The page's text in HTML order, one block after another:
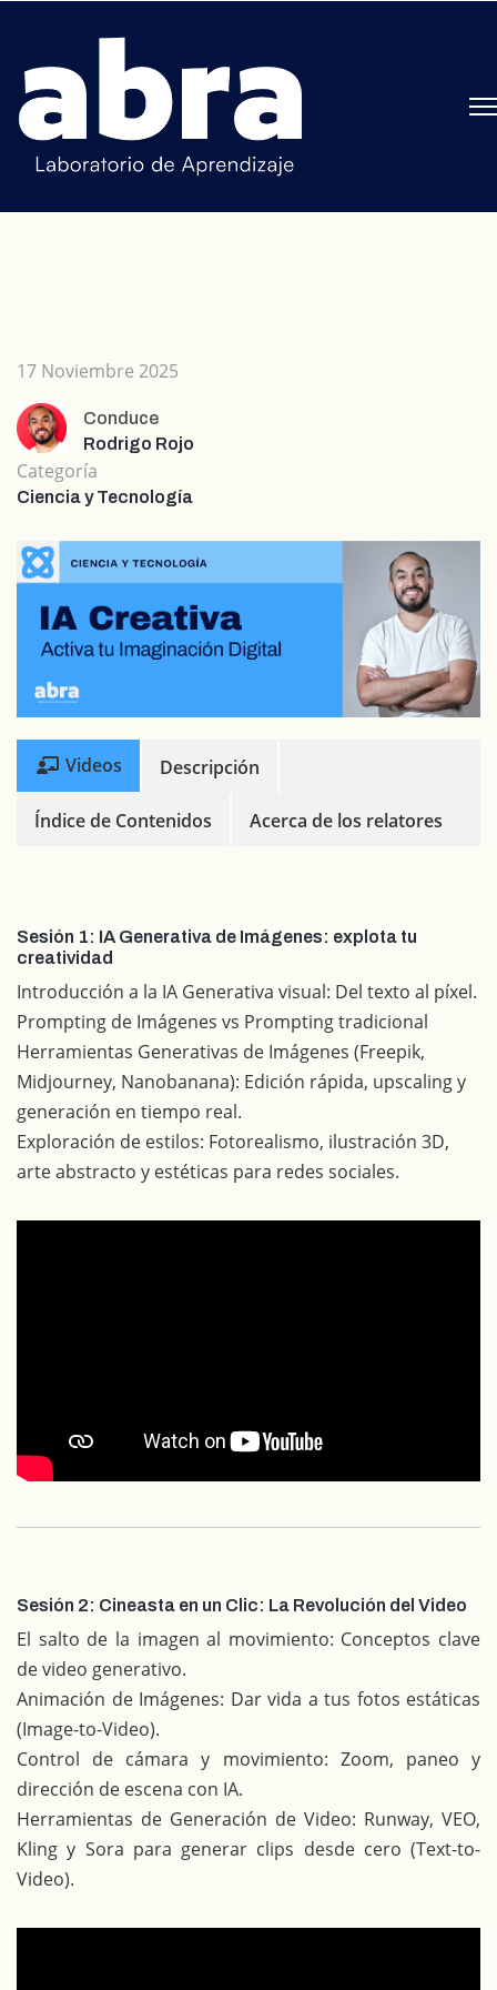
17 Noviembre 2025
Conduce
Rodrigo Rojo
Categoría
Ciencia y Tecnología
Videos Descripción
Índice de Contenidos Acerca de los relatores
Sesión 1: IA Generativa de Imágenes: explota tu
creatividad
Introducción a la IA Generativa visual: Del texto al píxel.
Prompting de Imágenes vs Prompting tradicional
Herramientas Generativas de Imágenes (Freepik,
Midjourney, Nanobanana): Edición rápida, upscaling y
generación en tiempo real.
Exploración de estilos: Fotorealismo, ilustración 3D,
arte abstracto y estéticas para redes sociales.
Sesión 2: Cineasta en un Clic: La Revolución del Video
El salto de la imagen al movimiento: Conceptos clave
de video generativo.
Animación de Imágenes: Dar vida a tus fotos estáticas
(Image-to-Video).
Control de cámara y movimiento: Zoom, paneo y
dirección de escena con IA.
Herramientas de Generación de Video: Runway, VEO,
Kling y Sora para generar clips desde cero (Text-to-
Video).